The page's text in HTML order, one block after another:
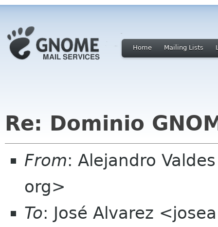
Home Mailing Lists
Re: Dominio
From: Alejandro
org>
To: José Alvarez